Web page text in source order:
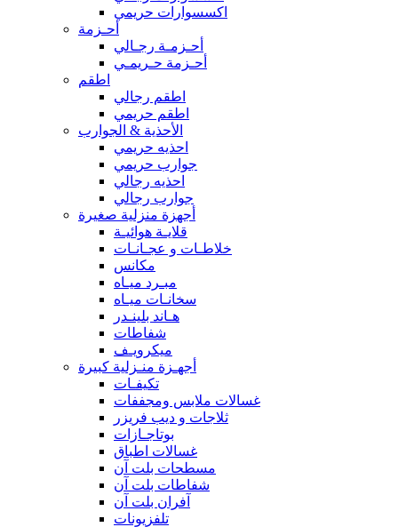
اكسسوارات حريمي
أحـزمة
أحـزمـة رجـالي
أحـزمة حـريمـي
اطقم
اطقم رجالي
اطقم حريمي
الأحذية & الجوارب
احذيه حريمي
جوارب حريمي
احذيه رجالي
جوارب رجالي
أجهزة منزلية صغيرة
قلايـة هوائيـة
خلاطـات و عجـانـات
مكانس
مبـرد ميـاه
سخانـات ميـاه
هـاند بلينـدر
شفاطات
ميكرويـف
أجهـزة منـزلية كبيرة
تكيفـات
غسالات ملابس ومجففات
ثلاجات و ديب فريزر
بوتاجـازات
غسالات اطباق
مسطحات بلت آن
شفاطات بلت آن
آفران بلت آن
تلفزيونات